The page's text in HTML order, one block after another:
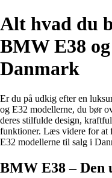
Alt hvad du
BMW E38
Danmark
Er du på udkig efter en
og E32 modellerne, du bør
deres stilfulde design,
funktioner. Læs videre for
E32 modellerne til salg i
BMW E38 – Den